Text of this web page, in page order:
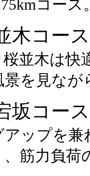
コース
木コース
木は快
を見な
坂コース
プを兼
筋力負荷